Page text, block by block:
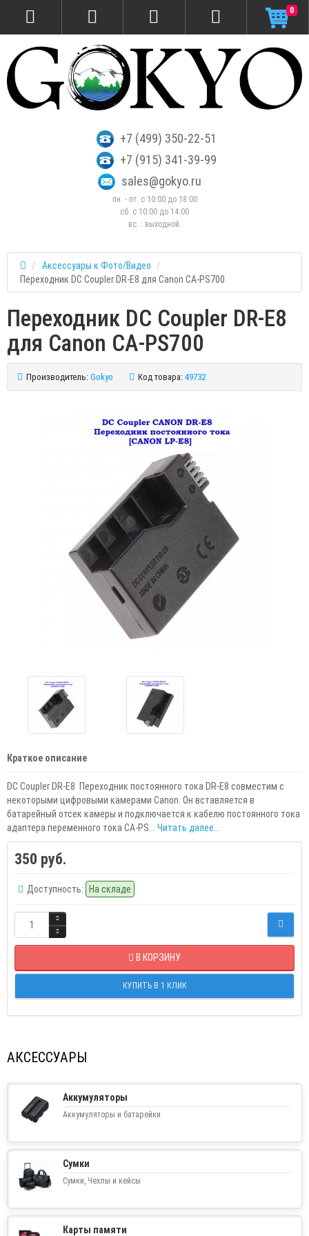
+7 (499) 350-22-51
+7 (915) 341-39-99
sales@gokyo.ru
пн. - пт. с 10:00 до 18:00
сб. c 10:00 до 14:00
вс. : выходной.
0
Аксессуары к Фото/Видео
Переходник DC Coupler DR-E8 для Canon CA-PS700
Переходник DC Coupler DR-E8
для Canon CA-PS700
Производитель: Gokyo Код товара: 49732
Краткое описание
DC Coupler DR-E8 Переходник постоянного тока DR-E8 совместим с
некоторыми цифровыми камерами Canon. Он вставляется в
батарейный отсек камеры и подключается к кабелю постоянного тока
адаптера переменного тока CA-PS... Читать далее...
350 руб.
Доступность: На складе
В КОРЗИНУ
КУПИТЬ В 1 КЛИК
АКСЕССУАРЫ
Аккумуляторы
Аккумуляторы и батарейки
Сумки
Сумки, Чехлы и кейсы
Карты памяти